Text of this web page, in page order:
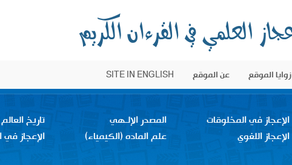
زوايا الموقع عن الموقع SITE IN ENGLISH
الإعجاز في المخلوقات المصدر الإلـهي تاريخ العالم
الإعجاز اللغوي علم الماده (الكيمياء) الإعجاز في